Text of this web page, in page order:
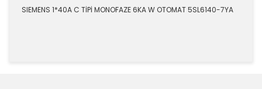
SIEMENS 1*40A C TİPİ MONOFAZE 6KA W OTOMAT 5SL6140-7YA